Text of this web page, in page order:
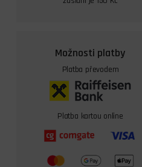
Možnosti platby
Platba převodem
Platba kartou online